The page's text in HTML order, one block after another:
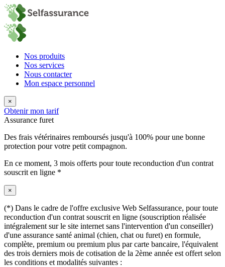
Nos produits
Nos services
Nous contacter
Mon espace personnel
×
Obtenir mon tarif
Assurance furet
Des frais vétérinaires remboursés jusqu'à 100% pour une bonne
protection pour votre petit compagnon.
En ce moment, 3 mois offerts pour toute reconduction d'un contrat
souscrit en ligne *
×
(*) Dans le cadre de l'offre exclusive Web Selfassurance, pour toute
reconduction d'un contrat souscrit en ligne (souscription réalisée
intégralement sur le site internet sans l'intervention d'un conseiller)
d'une assurance santé animal (chien, chat ou furet) en formule,
complète, premium ou premium plus par carte bancaire, l'équivalent
des trois derniers mois de cotisation de la 2ème année est offert selon
les conditions et modalités suivantes :